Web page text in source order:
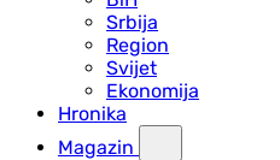
Srbija
Region
Svijet
Ekonomija
Hronika
Magazin